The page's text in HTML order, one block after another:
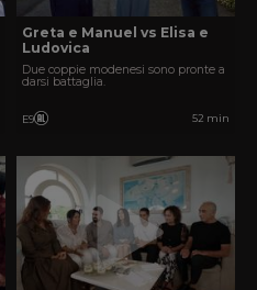
Greta e Manuel vs Elisa e
Ludovica
Due coppie modenesi sono pronte a
darsi battaglia.
E9 52 min